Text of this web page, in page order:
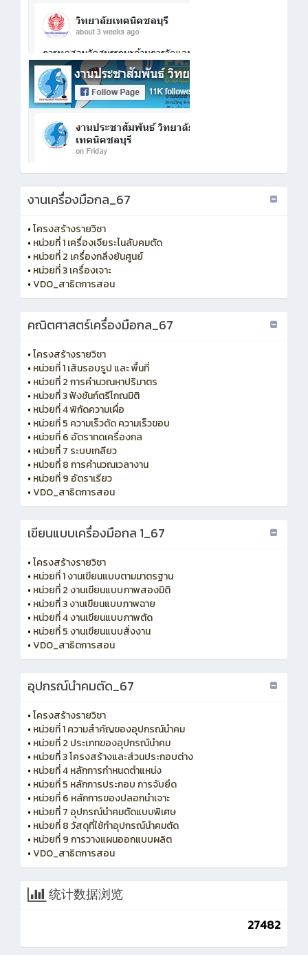
งานเครื่องมือกล_67
•โครงสร้างรายวิชา
• หน่วยที่ 1 เครื่องเจียระไนลับคมตัด
• หน่วยที่ 2 เครื่องกลึงยันศูนย์
• หน่วยที่ 3 เครื่องเจาะ
•VDO_สาธิตการสอน
คณิตศาสตร์เครื่องมือกล_67
•โครงสร้างรายวิชา
• หน่วยที่ 1 เส้นรอบรูป และ พื้นที่
• หน่วยที่ 2 การคำนวณหาปริมาตร
• หน่วยที่ 3 ฟังชันก์ตรีโกณมิติ
• หน่วยที่ 4 พิกัดความเผื่อ
• หน่วยที่ 5 ความเร็วตัด ความเร็วขอบ
• หน่วยที่ 6 อัตราทดเครื่องกล
• หน่วยที่ 7 ระบบเกลียว
• หน่วยที่ 8 การคำนวณเวลางาน
• หน่วยที่ 9 อัตราเรียว
•VDO_สาธิตการสอน
เขียนแบบเครื่องมือกล 1_67
•โครงสร้างรายวิชา
• หน่วยที่ 1 งานเขียนแบบตามมาตรฐาน
• หน่วยที่ 2 งานเขียนแบบภาพสองมิติ
• หน่วยที่ 3 งานเขียนแบบภาพฉาย
• หน่วยที่ 4 งานเขียนแบบภาพตัด
• หน่วยที่ 5 งานเขียนแบบสั่งงาน
•VDO_สาธิตการสอน
อุปกรณ์นำคมตัด_67
•โครงสร้างรายวิชา
• หน่วยที่ 1 ความสำคัญของอุปกรณ์นำคม
• หน่วยที่ 2 ประเภทของอุปกรณ์นำคม
• หน่วยที่ 3 โครงสร้างและส่วนประกอบต่าง
• หน่วยที่ 4 หลักการกำหนดตำแหน่ง
• หน่วยที่ 5 หลักการประกอบ การจับยึด
• หน่วยที่ 6 หลักการของปลอกนำเจาะ
• หน่วยที่ 7 อุปกรณ์นำคมตัดแบบพิเศษ
• หน่วยที่ 8 วัสดุที่ใช้ทำอุปกรณ์นำคมตัด
• หน่วยที่ 9 การวางแผนออกแบบผลิต
•VDO_สาธิตการสอน
统计数据浏览
27482